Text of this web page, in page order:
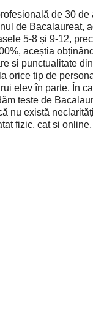
de 30 de
de Bacalaureat,
5-8 și 9-12,
aceștia
si punctualitate
orice tip de
elev în parte. În
teste de
nu există
fizic, cat si